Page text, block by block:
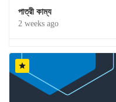
পাত্রী কাম্য
2 weeks ago